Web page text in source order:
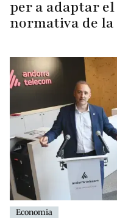
per a adaptar
normativa de la
Economia